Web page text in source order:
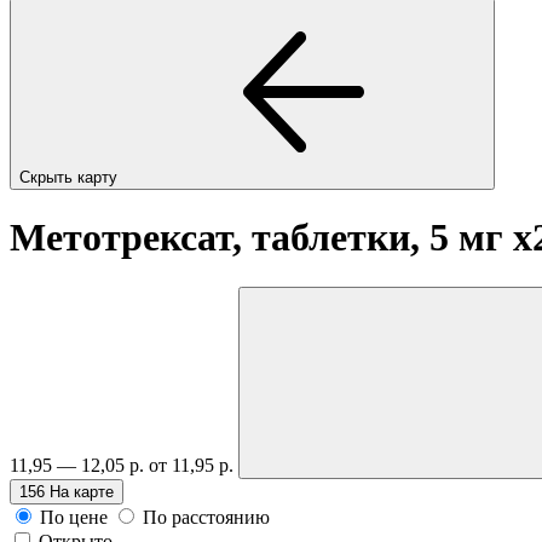
Скрыть карту
Метотрексат, таблетки, 5 мг
11,95 — 12,05 р. от 11,95 р.
156 На карте
По цене
По расстоянию